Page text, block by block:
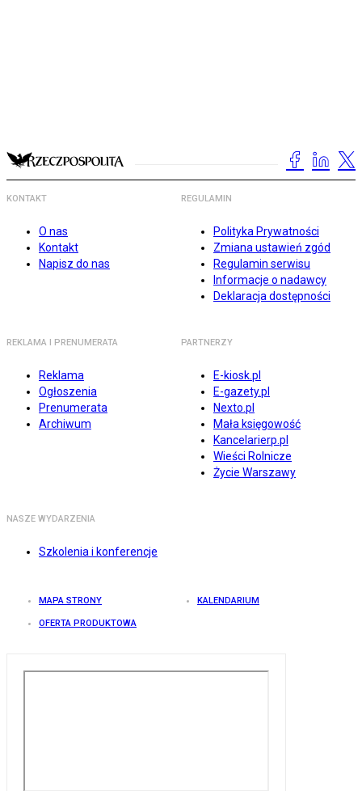
KONTAKT
O nas
Kontakt
Napisz do nas
REGULAMIN
Polityka Prywatności
Zmiana ustawień zgód
Regulamin serwisu
Informacje o nadawcy
Deklaracja dostępności
REKLAMA I PRENUMERATA
Reklama
Ogłoszenia
Prenumerata
Archiwum
PARTNERZY
E-kiosk.pl
E-gazety.pl
Nexto.pl
Mała księgowość
Kancelarierp.pl
Wieści Rolnicze
Życie Warszawy
NASZE WYDARZENIA
Szkolenia i konferencje
MAPA STRONY KALENDARIUM
OFERTA PRODUKTOWA